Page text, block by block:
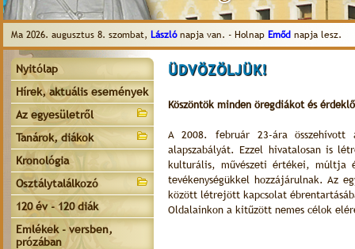
Ma 2026. augusztus 8. szombat, Lászlónapja van. - Holnap Emőd napja lesz.
Nyitólap
Hírek, aktuális események
Az egyesületről
Tanárok, diákok
Kronológia
Osztálytalálkozó
120 év - 120 diák
Emlékek - versben,
prózában
ÜDVÖZÖLJÜK!
Köszöntök minden öregdiákot és
A 2008. február 23-ára összehívott
alapszabályát. Ezzel hivatalosan is
kulturális, művészeti értékei, múltja
tevékenységükkel hozzájárulnak. Az
között létrejött kapcsolat
Oldalainkon a kitűzött nemes célok